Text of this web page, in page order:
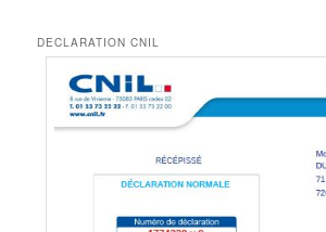
DECLARATION CNIL